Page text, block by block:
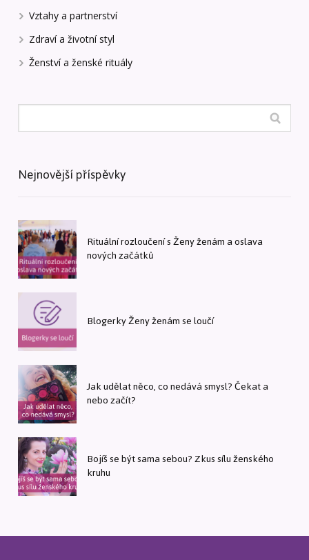
Vztahy a partnerství
Zdraví a životní styl
Ženství a ženské rituály
Nejnovější příspěvky
Rituální rozloučení s Ženy ženám a oslava
nových začátků
Blogerky Ženy ženám se loučí
Jak udělat něco, co nedává smysl? Čekat a
nebo začít?
Bojíš se být sama sebou? Zkus sílu ženského
kruhu